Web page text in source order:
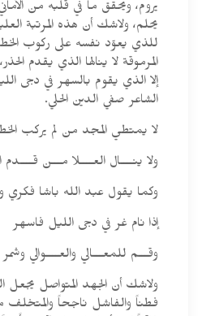
يروم، ويحقق ما في قلبه من
يحلم، ولاشك أن هذه المرتبة
للذي يعوّد نفسه على ركوب
المرموقة لا ينالها الذي يقدم
إلا الذي يقوم بالسهر في دجى
الشاعر صفي الدين الحلي.
لا يمتطي المجد من لم يركب
ولا ينــــال العــــلا مـــن قــــدم
وكما يقول عبد الله باشا فكري
إذا نام غر في دجى الليل فاسهر
وقـــم للمعـــالي والعــــوالي وشمر
ولاشك أن الجهد المتواصل يجعل
فطناً والفاشل ناجحاً والمتخلف